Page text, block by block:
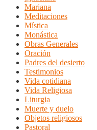
Mariana
Meditaciones
Mística
Monástica
Obras Generales
Oración
Padres del desierto
Testimonios
Vida cotidiana
Vida Religiosa
Liturgia
Muerte y duelo
Objetos religiosos
Pastoral